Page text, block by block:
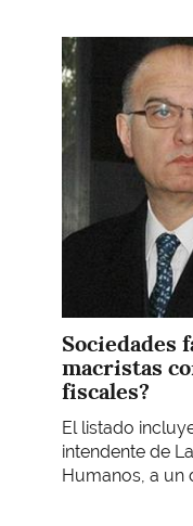
Imagen
Sociedades
macristas
fiscales?
El listado
intendente de
Humanos, a un